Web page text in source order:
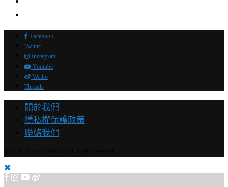
Facebook
Twitter
Instagram
Youtube
Weibo
Threads
關於我們
隱私權保護政策
聯絡我們